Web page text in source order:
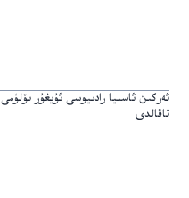
ئەركىن ئاسىيا رادىيوسى ئۇيغۇر بۆلۈمى
تاقالدى